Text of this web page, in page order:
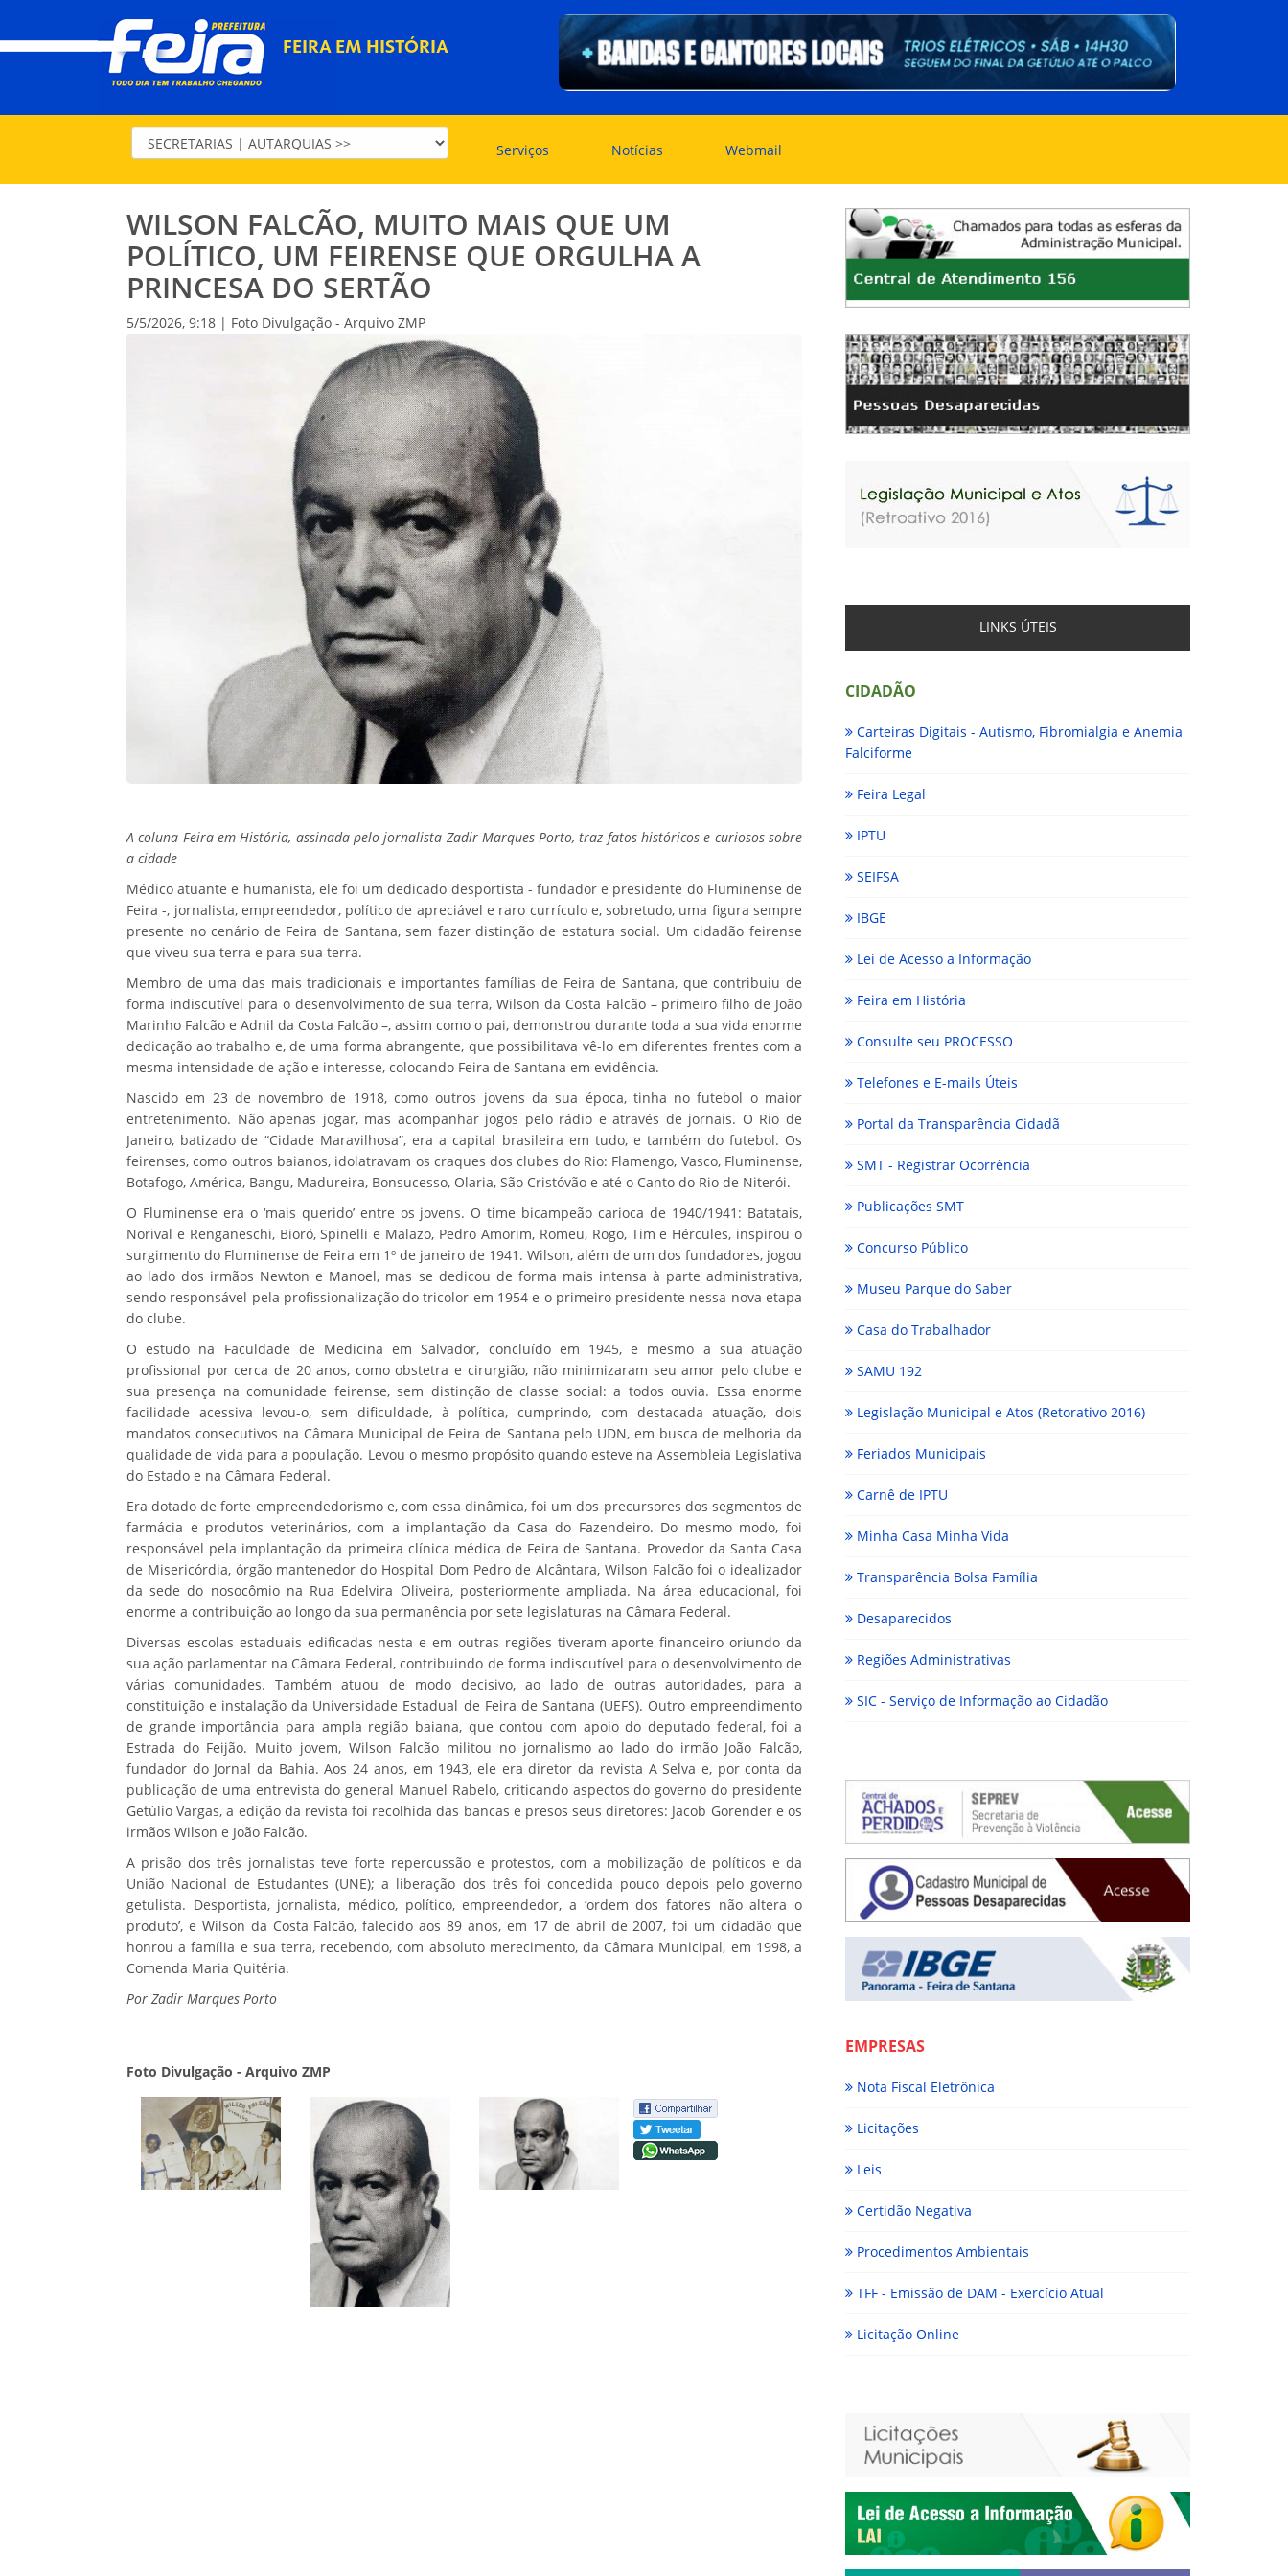
FEIRA EM HISTÓRIA
Serviços Notícias Webmail
WILSON FALCÃO, MUITO MAIS QUE UM
POLÍTICO, UM FEIRENSE QUE ORGULHA A
PRINCESA DO SERTÃO
5/5/2026, 9:18 | Foto Divulgação - Arquivo ZMP
A coluna Feira em História, assinada pelo jornalista Zadir Marques Porto, traz fatos históricos e curiosos sobre
a cidade
Médico atuante e humanista, ele foi um dedicado desportista - fundador e presidente do Fluminense de
Feira -, jornalista, empreendedor, político de apreciável e raro currículo e, sobretudo, uma figura sempre
presente no cenário de Feira de Santana, sem fazer distinção de estatura social. Um cidadão feirense
que viveu sua terra e para sua terra.
Membro de uma das mais tradicionais e importantes famílias de Feira de Santana, que contribuiu de
forma indiscutível para o desenvolvimento de sua terra, Wilson da Costa Falcão – primeiro filho de João
Marinho Falcão e Adnil da Costa Falcão –, assim como o pai, demonstrou durante toda a sua vida enorme
dedicação ao trabalho e, de uma forma abrangente, que possibilitava vê-lo em diferentes frentes com a
mesma intensidade de ação e interesse, colocando Feira de Santana em evidência.
Nascido em 23 de novembro de 1918, como outros jovens da sua época, tinha no futebol o maior
entretenimento. Não apenas jogar, mas acompanhar jogos pelo rádio e através de jornais. O Rio de
Janeiro, batizado de “Cidade Maravilhosa”, era a capital brasileira em tudo, e também do futebol. Os
feirenses, como outros baianos, idolatravam os craques dos clubes do Rio: Flamengo, Vasco, Fluminense,
Botafogo, América, Bangu, Madureira, Bonsucesso, Olaria, São Cristóvão e até o Canto do Rio de Niterói.
O Fluminense era o ‘mais querido’ entre os jovens. O time bicampeão carioca de 1940/1941: Batatais,
Norival e Renganeschi, Bioró, Spinelli e Malazo, Pedro Amorim, Romeu, Rogo, Tim e Hércules, inspirou o
surgimento do Fluminense de Feira em 1º de janeiro de 1941. Wilson, além de um dos fundadores, jogou
ao lado dos irmãos Newton e Manoel, mas se dedicou de forma mais intensa à parte administrativa,
sendo responsável pela profissionalização do tricolor em 1954 e o primeiro presidente nessa nova etapa
do clube.
O estudo na Faculdade de Medicina em Salvador, concluído em 1945, e mesmo a sua atuação
profissional por cerca de 20 anos, como obstetra e cirurgião, não minimizaram seu amor pelo clube e
sua presença na comunidade feirense, sem distinção de classe social: a todos ouvia. Essa enorme
facilidade acessiva levou-o, sem dificuldade, à política, cumprindo, com destacada atuação, dois
mandatos consecutivos na Câmara Municipal de Feira de Santana pelo UDN, em busca de melhoria da
qualidade de vida para a população. Levou o mesmo propósito quando esteve na Assembleia Legislativa
do Estado e na Câmara Federal.
Era dotado de forte empreendedorismo e, com essa dinâmica, foi um dos precursores dos segmentos de
farmácia e produtos veterinários, com a implantação da Casa do Fazendeiro. Do mesmo modo, foi
responsável pela implantação da primeira clínica médica de Feira de Santana. Provedor da Santa Casa
de Misericórdia, órgão mantenedor do Hospital Dom Pedro de Alcântara, Wilson Falcão foi o idealizador
da sede do nosocômio na Rua Edelvira Oliveira, posteriormente ampliada. Na área educacional, foi
enorme a contribuição ao longo da sua permanência por sete legislaturas na Câmara Federal.
Diversas escolas estaduais edificadas nesta e em outras regiões tiveram aporte financeiro oriundo da
sua ação parlamentar na Câmara Federal, contribuindo de forma indiscutível para o desenvolvimento de
várias comunidades. Também atuou de modo decisivo, ao lado de outras autoridades, para a
constituição e instalação da Universidade Estadual de Feira de Santana (UEFS). Outro empreendimento
de grande importância para ampla região baiana, que contou com apoio do deputado federal, foi a
Estrada do Feijão. Muito jovem, Wilson Falcão militou no jornalismo ao lado do irmão João Falcão,
fundador do Jornal da Bahia. Aos 24 anos, em 1943, ele era diretor da revista A Selva e, por conta da
publicação de uma entrevista do general Manuel Rabelo, criticando aspectos do governo do presidente
Getúlio Vargas, a edição da revista foi recolhida das bancas e presos seus diretores: Jacob Gorender e os
irmãos Wilson e João Falcão.
A prisão dos três jornalistas teve forte repercussão e protestos, com a mobilização de políticos e da
União Nacional de Estudantes (UNE); a liberação dos três foi concedida pouco depois pelo governo
getulista. Desportista, jornalista, médico, político, empreendedor, a ‘ordem dos fatores não altera o
produto’, e Wilson da Costa Falcão, falecido aos 89 anos, em 17 de abril de 2007, foi um cidadão que
honrou a família e sua terra, recebendo, com absoluto merecimento, da Câmara Municipal, em 1998, a
Comenda Maria Quitéria.
Por Zadir Marques Porto
Foto Divulgação - Arquivo ZMP
LINKS ÚTEIS
CIDADÃO
Carteiras Digitais - Autismo, Fibromialgia e Anemia
Falciforme
Feira Legal
IPTU
SEIFSA
IBGE
Lei de Acesso a Informação
Feira em História
Consulte seu PROCESSO
Telefones e E-mails Úteis
Portal da Transparência Cidadã
SMT - Registrar Ocorrência
Publicações SMT
Concurso Público
Museu Parque do Saber
Casa do Trabalhador
SAMU 192
Legislação Municipal e Atos (Retorativo 2016)
Feriados Municipais
Carnê de IPTU
Minha Casa Minha Vida
Transparência Bolsa Família
Desaparecidos
Regiões Administrativas
SIC - Serviço de Informação ao Cidadão
EMPRESAS
Nota Fiscal Eletrônica
Licitações
Leis
Certidão Negativa
Procedimentos Ambientais
TFF - Emissão de DAM - Exercício Atual
Licitação Online